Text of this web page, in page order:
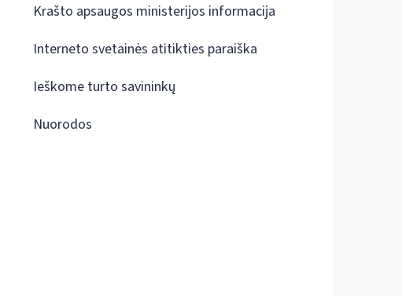
Krašto apsaugos ministerijos informacija
Interneto svetainės atitikties paraiška
Ieškome turto savininkų
Nuorodos